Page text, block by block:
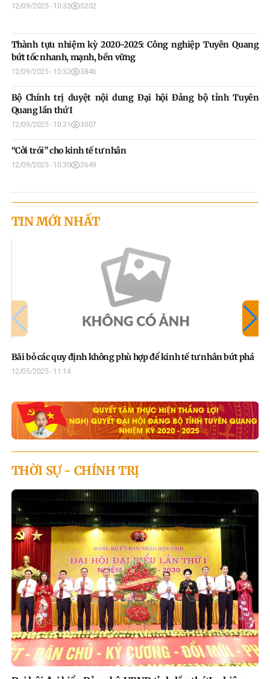
12/09/2025 - 10:32 5202
Thành tựu nhiệm kỳ 2020-2025: Công nghiệp Tuyên Quang
bứt tốc nhanh, mạnh, bền vững
12/09/2025 - 10:32 3846
Bộ Chính trị duyệt nội dung Đại hội Đảng bộ tỉnh Tuyên
Quang lần thứ I
12/09/2025 - 10:31 3007
“Cởi trói” cho kinh tế tư nhân
12/09/2025 - 10:30 2649
TIN MỚI NHẤT
Bãi bỏ các quy định không phù hợp để kinh tế tư nhân bứt phá
12/05/2025 - 11:14
THỜI SỰ - CHÍNH TRỊ